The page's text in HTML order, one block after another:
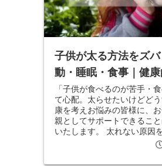
子供が太る方法をズ
動・睡眠・食事｜健
「子供が食べるのが苦手・
て心配。太らせたいけどど
康を考えお悩みの皆様に、
親としてサポートできるこ
いたします。 太れない原因